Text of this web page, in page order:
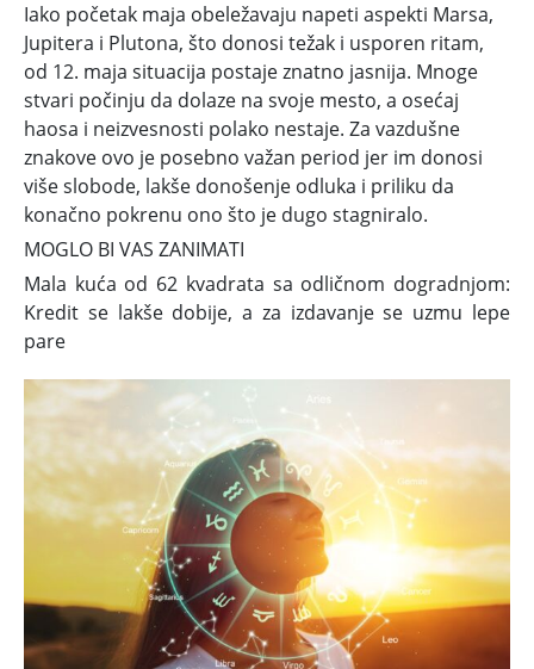
Iako početak maja obeležavaju napeti aspekti Marsa,
Jupitera i Plutona, što donosi težak i usporen ritam,
od 12. maja situacija postaje znatno jasnija. Mnoge
stvari počinju da dolaze na svoje mesto, a osećaj
haosa i neizvesnosti polako nestaje. Za vazdušne
znakove ovo je posebno važan period jer im donosi
više slobode, lakše donošenje odluka i priliku da
konačno pokrenu ono što je dugo stagniralo.
MOGLO BI VAS ZANIMATI
Mala kuća od 62 kvadrata sa odličnom dogradnjom:
Kredit se lakše dobije, a za izdavanje se uzmu lepe
pare